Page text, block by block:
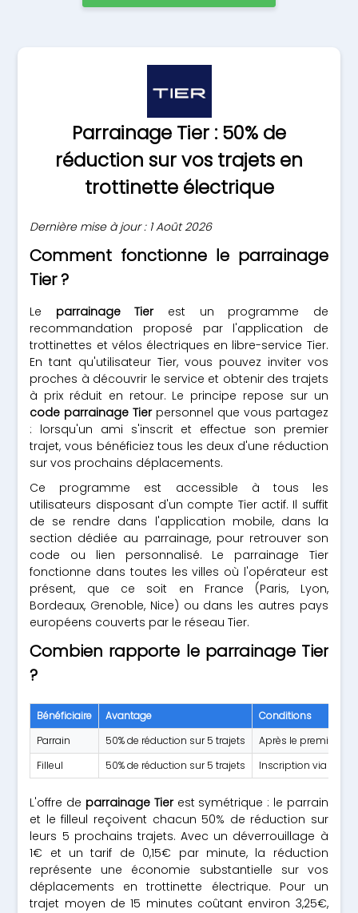
Parrainage Tier : 50% de
réduction sur vos trajets en
trottinette électrique
Dernière mise à jour : 1 Août 2026
Comment fonctionne le parrainage
Tier ?
Le parrainage Tierest un programme de
recommandation proposé par l'application de
trottinettes et vélos électriques en libre-service Tier.
En tant qu'utilisateur Tier, vous pouvez inviter vos
proches à découvrir le service et obtenir des trajets
à prix réduit en retour. Le principe repose sur un
code parrainage Tierpersonnel que vous partagez
: lorsqu'un ami s'inscrit et effectue son premier
trajet, vous bénéficiez tous les deux d'une réduction
sur vos prochains déplacements.
Ce programme est accessible à tous les
utilisateurs disposant d'un compte Tier actif. Il suffit
de se rendre dans l'application mobile, dans la
section dédiée au parrainage, pour retrouver son
code ou lien personnalisé. Le parrainage Tier
fonctionne dans toutes les villes où l'opérateur est
présent, que ce soit en France (Paris, Lyon,
Bordeaux, Grenoble, Nice) ou dans les autres pays
européens couverts par le réseau Tier.
Combien rapporte le parrainage Tier
?
Bénéficiaire Avantage
Conditions
Parrain
50% de réduction sur 5 trajets
Après le premier
Filleul
50% de réduction sur 5 trajets Inscription via code
L'offre de parrainage Tierest symétrique : le parrain
et le filleul reçoivent chacun 50% de réduction sur
leurs 5 prochains trajets. Avec un déverrouillage à
1€ et un tarif de 0,15€ par minute, la réduction
représente une économie substantielle sur vos
déplacements en trottinette électrique. Pour un
trajet moyen de 15 minutes coûtant environ 3,25€,